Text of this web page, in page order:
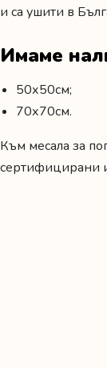
и са ушити в
Имаме
50х50см;
70х70см.
Към месала за
сертифицирани